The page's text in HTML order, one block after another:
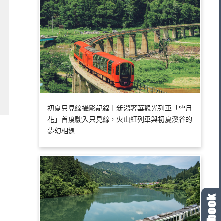
初夏只見線攝影記錄｜新潟奢華觀光列車「雪月
花」首度駛入只見線，火山紅列車與初夏溪谷的
夢幻相遇